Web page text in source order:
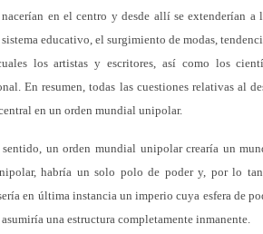
en el centro y desde allí se extenderían
educativo, el surgimiento de modas,
los artistas y escritores, así como los
En resumen, todas las cuestiones relativas al
en un orden mundial unipolar.
un orden mundial unipolar crearía un
habría un solo polo de poder y, por lo
en última instancia un imperio cuya esfera de
una estructura completamente inmanente.